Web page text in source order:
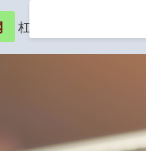
杠杆配资公司